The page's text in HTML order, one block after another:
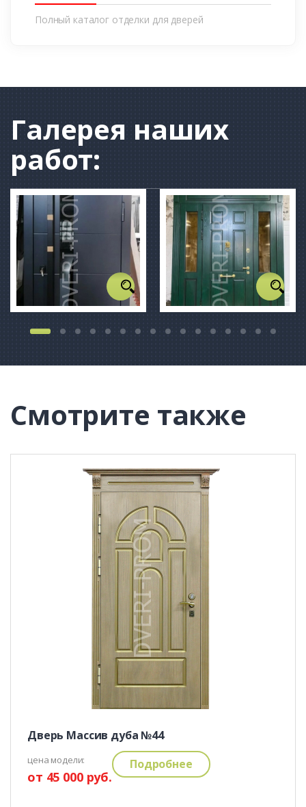
Полный каталог отделки для дверей
Галерея наших
работ:
Смотрите также
Дверь Массив дуба №44
цена модели:
от 45 000 руб.
Подробнее